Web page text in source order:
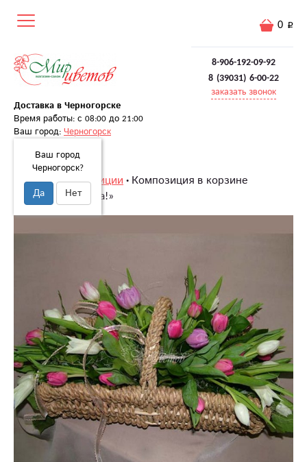
8-906-192-09-92
8 (39031) 6-00-22
заказать звонок
Доставка в Черногорске
Время работы: с 08:00 до 21:00
Ваш город: Черногорск
Ваш город
Черногорск?
Да Нет
0
Главная Композиции Композиция в корзине
«Привет из марта!»